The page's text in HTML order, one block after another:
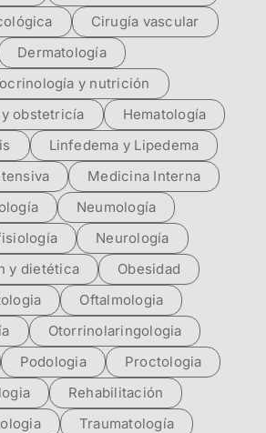
Cirugía vascular
Dermatología
y nutrición
obstetricía
Hematología
Linfedema y Lipedema
Medicina Interna
Neumología
Neurología
y dietética
Obesidad
Oftalmologia
Otorrinolaringologia
Podologia
Proctologia
Rehabilitación
Traumatología